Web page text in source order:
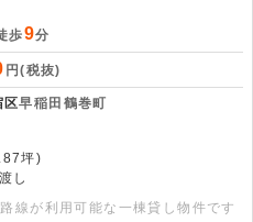
歩9分
円(税抜)
区早稲田鶴巻町
坪)
し
線が利用可能な一棟貸し物件です